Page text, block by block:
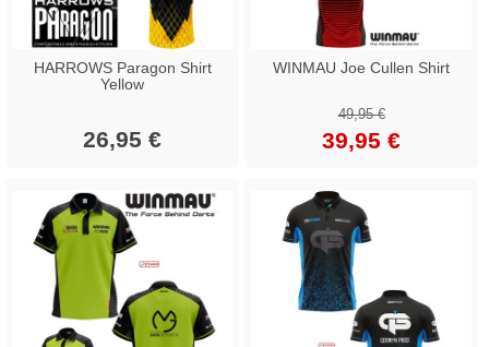
HARROWS Paragon Shirt
Yellow
26,95 €
WINMAU Joe Cullen Shirt
49,95 €
39,95 €